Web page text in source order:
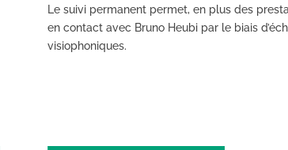
Le suivi permanent permet, en plus des
en contact avec Bruno Heubi par le biais
visiophoniques.